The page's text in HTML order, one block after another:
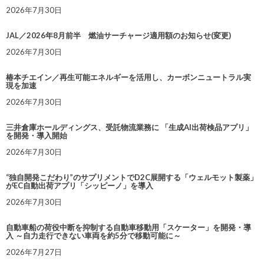
2026年7月30日
JAL／2026年8月前半 燃油サーチャージ適用額のお知らせ(変更)
2026年7月30日
椿本チエイン／再生可能エネルギーを活用し、カーボンニュートラル実
現を加速
2026年7月30日
三井倉庫ホールディングス、受託物流業務に 「生成AI出荷検品アプリ」
を開発・導入開始
2026年7月30日
“独自開発こだわり”のサプリメントでD2C展開する「ウェルモット製薬」
がEC自動出荷アプリ「シッピーノ」を導入
2026年7月30日
自動車船の荷役中断を抑制する自動車移動用「スケーター」を開発・導
入 ～自力走行できない車両を約5分で移動可能に～
2026年7月27日